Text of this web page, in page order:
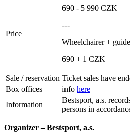
Price
690 - 5 990 CZK
---
Wheelchairer +
690 + 1 CZK
Sale / reservation Ticket sales have
Box offices
info here
Information
Bestsport, a.s.
persons in
Organizer – Bestsport, a.s.